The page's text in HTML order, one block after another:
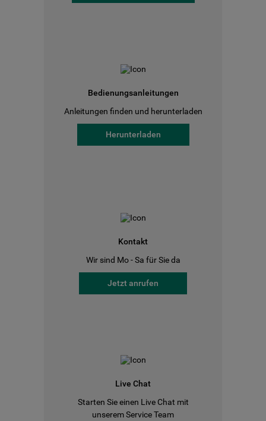
Bedienungsanleitungen
Anleitungen finden und herunterladen
Herunterladen
Kontakt
Wir sind Mo - Sa für Sie da
Jetzt anrufen
Live Chat
Starten Sie einen Live Chat mit
unserem Service Team